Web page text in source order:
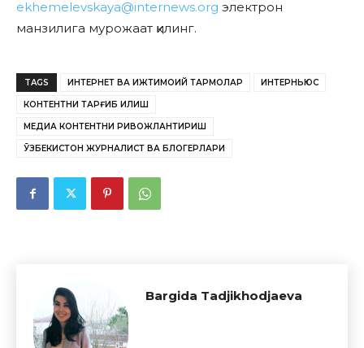
ekhemelevskaya@internews.org электрон
манзилига мурожаат қилинг.
TAGS ИНТЕРНЕТ ВА ИЖТИМОИЙ ТАРМОҚЛАР ИНТЕРНЬЮС
КОНТЕНТНИ ТАРҒИБ ҚИЛИШ
МЕДИА КОНТЕНТНИ РИВОЖЛАНТИРИШ
ЎЗБЕКИСТОН ЖУРНАЛИСТ ВА БЛОГЕРЛАРИ
Bargida Tadjikhodjaeva